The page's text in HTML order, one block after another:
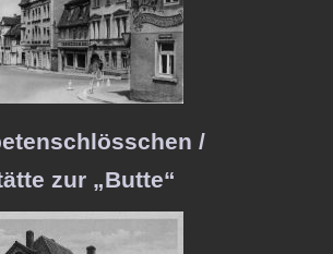
/
zur „Butte“